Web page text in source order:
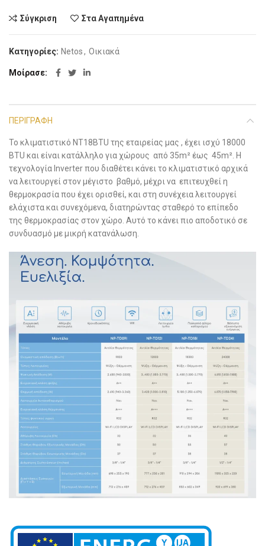
Σύγκριση Στα Αγαπημένα
Κατηγορίες: Netos, Οικιακά
Μοίρασε
ΠΕΡΙΓΡΑΦΉ
Το κλιματιστικό ΝT18BTU της εταιρείας μας , έχει ισχύ 18000
BTU και είναι κατάλληλο για χώρους από 35m² έως 45m². Η
τεχνολογία Inverter που διαθέτει κάνει το κλιματιστικό αρχικά
να λειτουργεί στον μέγιστο βαθμό, μέχρι να επιτευχθεί η
θερμοκρασία που έχει ορισθεί, και στη συνέχεια λειτουργεί
ελάχιστα και συνεχόμενα, διατηρώντας σταθερό το επίπεδο
της θερμοκρασίας στον χώρο. Αυτό το κάνει πιο αποδοτικό σε
συνδυασμό με μικρή κατανάλωση.